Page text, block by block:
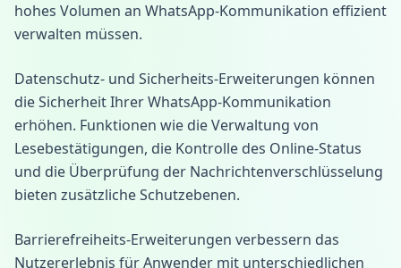
hohes Volumen an WhatsApp-Kommunikation effizient
verwalten müssen.
Datenschutz- und Sicherheits-Erweiterungen können
die Sicherheit Ihrer WhatsApp-Kommunikation
erhöhen. Funktionen wie die Verwaltung von
Lesebestätigungen, die Kontrolle des Online-Status
und die Überprüfung der Nachrichtenverschlüsselung
bieten zusätzliche Schutzebenen.
Barrierefreiheits-Erweiterungen verbessern das
Nutzererlebnis für Anwender mit unterschiedlichen